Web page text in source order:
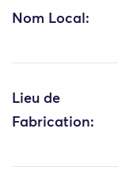
Nom Local:
Lieu de
Fabrication: